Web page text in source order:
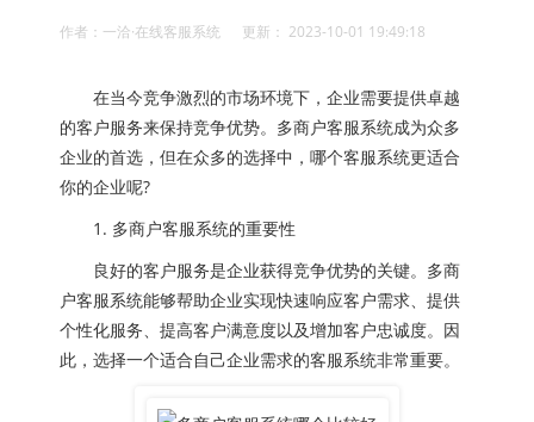
作者：一洽·在线客服系统 更新： 2023-10-01 19:49:18
在当今竞争激烈的市场环境下，企业需要提供卓越
的客户服务来保持竞争优势。多商户客服系统成为众多
企业的首选，但在众多的选择中，哪个客服系统更适合
你的企业呢?
1. 多商户客服系统的重要性
良好的客户服务是企业获得竞争优势的关键。多商
户客服系统能够帮助企业实现快速响应客户需求、提供
个性化服务、提高客户满意度以及增加客户忠诚度。因
此，选择一个适合自己企业需求的客服系统非常重要。